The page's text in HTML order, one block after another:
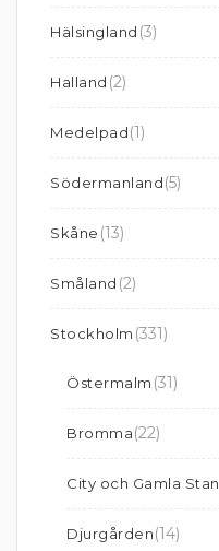
Hälsingland (3)
Halland (2)
Medelpad(1)
Södermanland(5)
Skåne (13)
Småland (2)
Stockholm (331)
Östermalm (31)
Bromma(22)
City och Gamla Stan
Djurgården(14)